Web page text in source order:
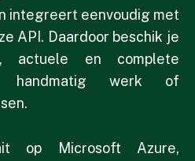
integreert eenvoudig met
API. Daardoor beschik je
actuele en complete
handmatig werk of
op Microsoft Azure,